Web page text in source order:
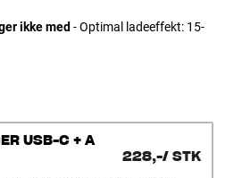
ikke med - Optimal ladeeffekt: 15-
USB-C + A
228,-/ STK